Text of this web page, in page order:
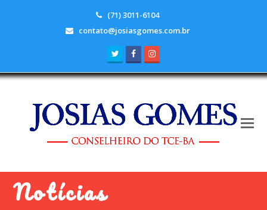
(71) 3011-6104
contato@josiasgomes.com.br
TwitterFacebook
Notícias